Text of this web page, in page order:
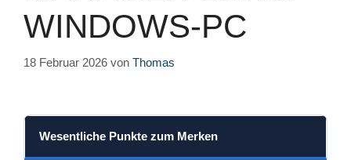
WINDOWS-PC
18 Februar 2026 von Thomas
Wesentliche Punkte zum Merken